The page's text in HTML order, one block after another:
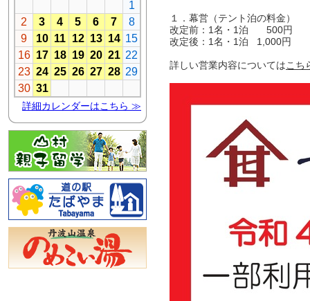
１．幕営（テント泊の料金）
改定前：1名・1泊 500円
改定後：1名・1泊 1,000円
詳しい営業内容についてはこち